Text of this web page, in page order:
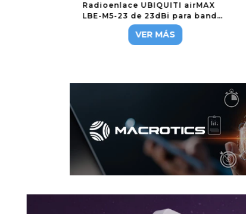
Radioenlace UBIQUITI airMAX
LBE-M5-23 de 23dBi para banda
VER MÁS